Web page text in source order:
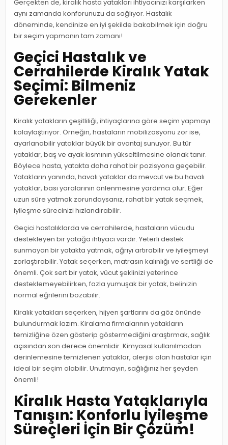
Gerçekten de, kiralık hasta yatakları ihtiyacınızı karşılarken
aynı zamanda konforunuzu da sağlıyor. Hastalık
döneminde, kendinize en iyi şekilde bakabilmek için doğru
bir seçim yapmanın tam zamanı!
Geçici Hastalık ve
Cerrahilerde Kiralık Yatak
Seçimi: Bilmeniz
Gerekenler
Kiralık yatakların çeşitliliği, ihtiyaçlarına göre seçim yapmayı
kolaylaştırıyor. Örneğin, hastaların mobilizasyonu zor ise,
ayarlanabilir yataklar büyük bir avantaj sunuyor. Bu tür
yataklar, baş ve ayak kısmının yükseltilmesine olanak tanır.
Böylece hasta, yatakta daha rahat bir pozisyona geçebilir.
Yatakların yanında, havalı yataklar da mevcut ve bu havalı
yataklar, bası yaralarının önlenmesine yardımcı olur. Eğer
uzun süre yatmak zorundaysanız, rahat bir yatak seçmek,
iyileşme sürecinizi hızlandırabilir.
Geçici hastalıklarda ve cerrahilerde, hastaların vücudu
destekleyen bir yatağa ihtiyacı vardır. Yeterli destek
sunmayan bir yatakta yatmak, ağrıyı artırabilir ve iyileşmeyi
zorlaştırabilir. Yatak seçerken, matrasın kalınlığı ve sertliği de
önemli. Çok sert bir yatak, vücut şeklinizi yeterince
desteklemeyebilirken, fazla yumuşak bir yatak, belinizin
normal eğrilerini bozabilir.
Kiralık yatakları seçerken, hijyen şartlarını da göz önünde
bulundurmak lazım. Kiralama firmalarının yatakların
temizliğine özen gösterip göstermediğini araştırmak, sağlık
açısından son derece önemlidir. Kimyasal kullanılmadan
derinlemesine temizlenen yataklar, alerjisi olan hastalar için
ideal bir seçim olabilir. Unutmayın, sağlığınız her şeyden
önemli!
Kiralık Hasta Yataklarıyla
Tanışın: Konforlu İyileşme
Süreçleri İçin Bir Çözüm!